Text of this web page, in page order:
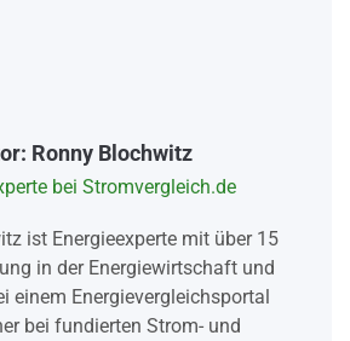
Ronny Blochwitz
bei Stromvergleich.de
ist Energieexperte mit über 15
in der Energiewirtschaft und
einem Energievergleichsportal
bei fundierten Strom- und